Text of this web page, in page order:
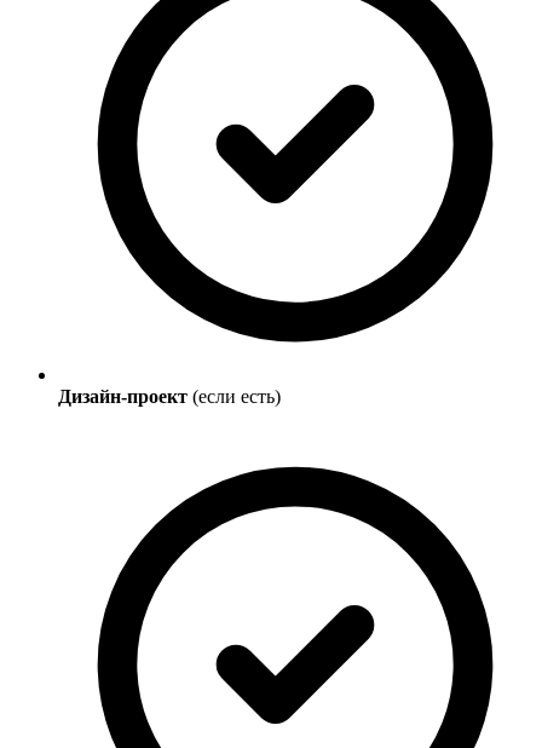
Дизайн-проект (если есть)